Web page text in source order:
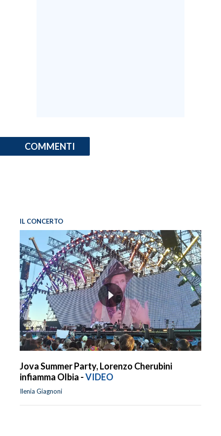
COMMENTI
IL CONCERTO
Jova Summer Party, Lorenzo Cherubini
infiamma Olbia -VIDEO
Ilenia Giagnoni